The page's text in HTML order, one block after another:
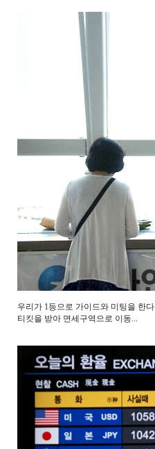
우리가 1등으로 가이드와 미팅을 한다
티킷을 받아 면세구역으로 이동...